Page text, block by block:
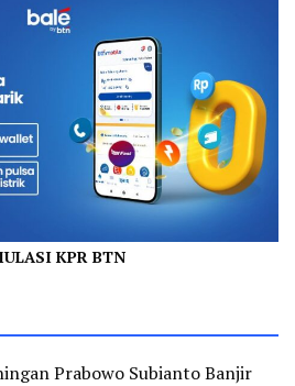
KPR BTN
Prabowo Subianto Banjir